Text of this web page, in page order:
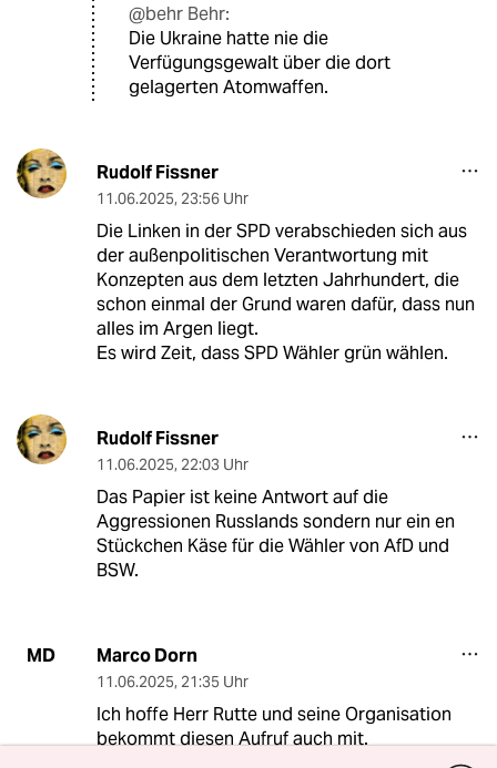
@behr Behr:
Die Ukraine hatte nie die
Verfügungsgewalt über die dort
gelagerten Atomwaffen.
Rudolf Fissner
11.06.2025, 23:56 Uhr
Die Linken in der SPD verabschieden sich aus
der außenpolitischen Verantwortung mit
Konzepten aus dem letzten Jahrhundert, die
schon einmal der Grund waren dafür, dass nun
alles im Argen liegt.
Es wird Zeit, dass SPD Wähler grün wählen.
Rudolf Fissner
11.06.2025, 22:03 Uhr
Das Papier ist keine Antwort auf die
Aggressionen Russlands sondern nur ein en
Stückchen Käse für die Wähler von AfD und
BSW.
MD Marco Dorn
11.06.2025, 21:35 Uhr
Ich hoffe Herr Rutte und seine Organisation
bekommt diesen Aufruf auch mit.